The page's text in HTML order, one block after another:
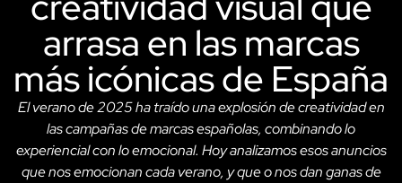
arrasa en las marcas
más icónicas de España
El verano de 2025 ha traído una explosión de creatividad en
las campañas de marcas españolas, combinando lo
experiencial con lo emocional. Hoy analizamos esos anuncios
que nos emocionan cada verano, y que o nos dan ganas de